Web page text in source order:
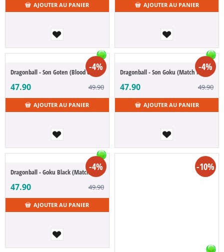
AJOUTER AU PANIER AJOUTER AU PANIER
-4%
Dragonball - Son Goten (Blood of Saiyan)
47.90 49.90
AJOUTER AU PANIER
-4%
Dragonball - Son Goku (Match Makers)
47.90 49.90
AJOUTER AU PANIER
-4%
Dragonball - Goku Black (Match Makers)
47.90 49.90
AJOUTER AU PANIER
-10%